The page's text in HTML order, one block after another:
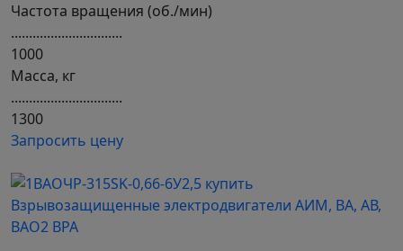
Частота вращения (об./мин)
...............................
1000
Масса, кг
...............................
1300
Запросить цену